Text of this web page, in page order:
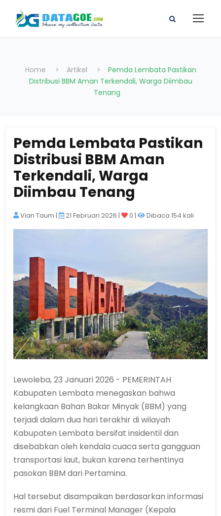
Home > Artikel >
Pemda Lembata Pastikan
Distribusi BBM Aman Terkendali, Warga Diimbau
Tenang
Pemda Lembata Pastikan
Distribusi BBM Aman
Terkendali, Warga
Diimbau Tenang
Vian Taum | 21 Februari 2026 | 0 | Dibaca 154 kali
Lewoleba, 23 Januari 2026 - PEMERINTAH
Kabupaten Lembata menegaskan bahwa
kelangkaan Bahan Bakar Minyak (BBM) yang
terjadi dalam dua hari terakhir di wilayah
Kabupaten Lembata bersifat insidentil dan
disebabkan oleh kendala cuaca serta gangguan
transportasi laut, bukan karena terhentinya
pasokan BBM dari Pertamina.
Hal tersebut disampaikan berdasarkan informasi
resmi dari Fuel Terminal Manager (Kepala